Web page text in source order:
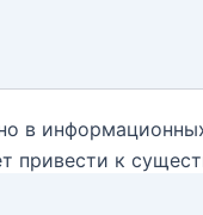
в
привести к